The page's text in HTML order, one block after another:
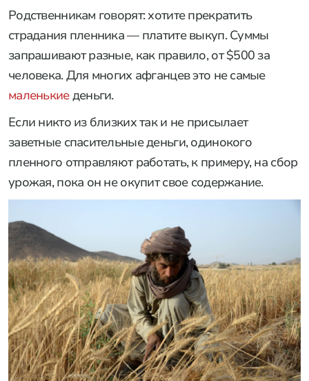
Родственникам говорят: хотите прекратить
страдания пленника — платите выкуп. Суммы
запрашивают разные, как правило, от $500 за
человека. Для многих афганцев это не самые
маленькиеденьги.
Если никто из близких так и не присылает
заветные спасительные деньги, одинокого
пленного отправляют работать, к примеру, на сбор
урожая, пока он не окупит свое содержание.